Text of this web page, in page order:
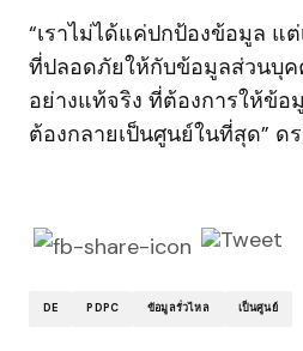
“เราไม่ได้แค่ปกป้องข้อมูล แ
ที่ปลอดภัยให้กับข้อมูลส่วนบุค
อย่างแท้จริง ที่ต้องการให้ข้
ต้องกลายเป็นศูนย์ในที่สุด” ด
DE PDPC ข้อมูลรั่วไหล เป็นศูนย์